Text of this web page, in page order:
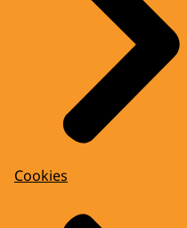
Cookies